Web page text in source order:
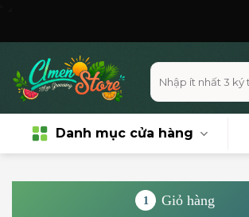
Tìm
kiếm:
Danh mục cửa hàng
1 Giỏ hàng